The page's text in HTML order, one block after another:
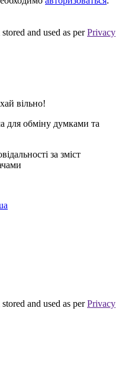
and used as perPrivacy
вільно!
для обміну думками та
за зміст
and used as perPrivacy